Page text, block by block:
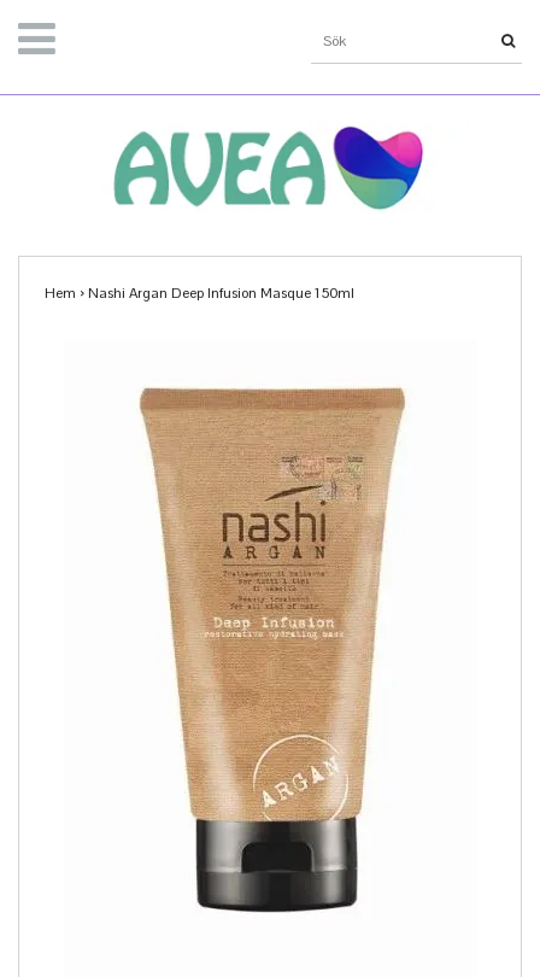
Hem › Nashi Argan Deep Infusion Masque 150ml